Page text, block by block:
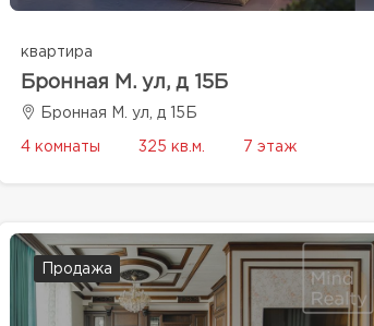
квартира
Бронная М. ул, д 15Б
Бронная М. ул, д 15Б
4 комнаты 325 кв.м. 7 этаж
Продажа